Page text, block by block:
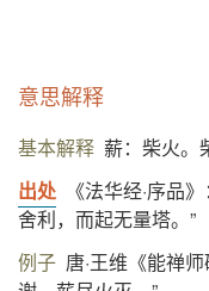
意思解释
基本解释 薪：柴火。
出处
《法华经·序品
舍利，而起无量塔。”
例子 唐·王维《能禅